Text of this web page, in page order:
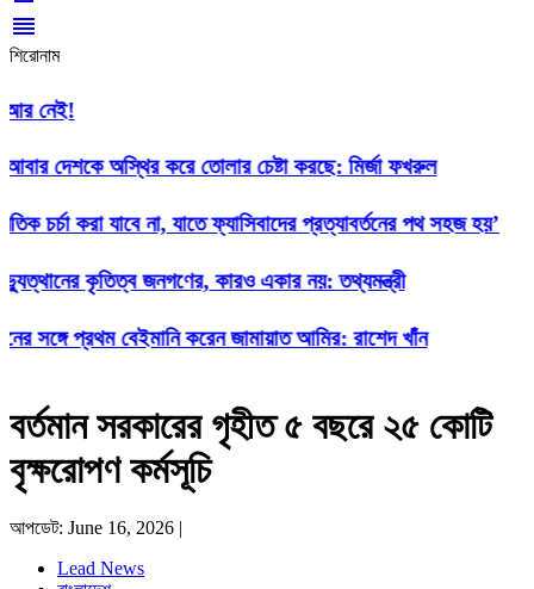
reorder
শিরোনাম
নেই!
দেশকে অস্থির করে তোলার চেষ্টা করছে: মির্জা ফখরুল
করা যাবে না, যাতে ফ্যাসিবাদের প্রত্যাবর্তনের পথ সহজ হয়’
কৃতিত্ব জনগণের, কারও একার নয়: তথ্যমন্ত্রী
প্রথম বেইমানি করেন জামায়াত আমির: রাশেদ খাঁন
বর্তমান সরকারের গৃহীত ৫ বছরে ২৫ কোটি
বৃক্ষরোপণ কর্মসূচি
আপডেট: June 16, 2026 |
Lead News